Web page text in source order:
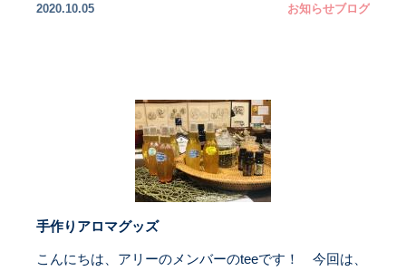
2020.10.05 お知らせブログ
手作りアロマグッズ
こんにちは、アリーのメンバーのteeです！ 今回は、